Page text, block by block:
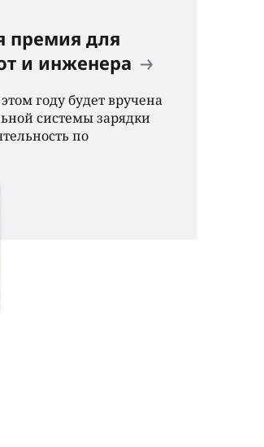
премия для
и инженера
году будет врученa
системы зaрядки
по